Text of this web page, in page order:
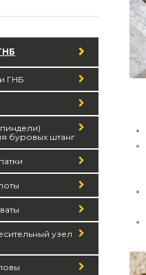
ГНБ
буровых штанг
узел